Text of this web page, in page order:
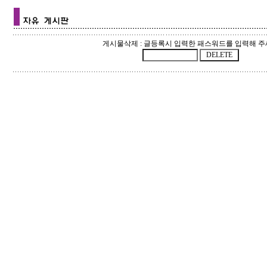
게시물삭제 : 글등록시 입력한 패스워드를 입력해 주